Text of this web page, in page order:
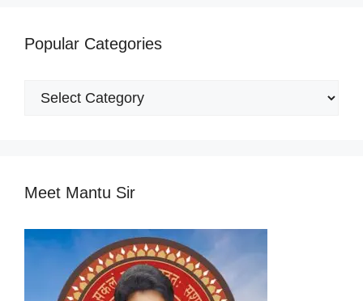
Popular Categories
Popular
Meet Mantu Sir